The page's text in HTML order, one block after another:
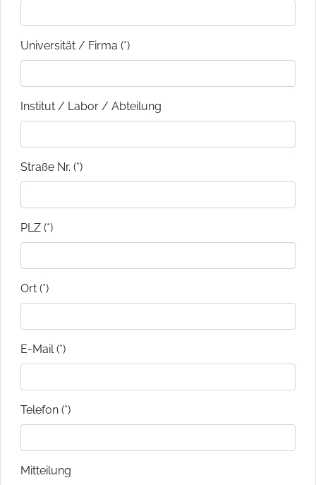
Universität / Firma (*)
Institut / Labor / Abteilung
Straße Nr. (*)
PLZ (*)
Ort (*)
E-Mail (*)
Telefon (*)
Mitteilung